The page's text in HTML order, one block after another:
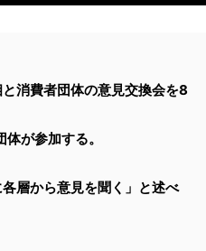
消費者団体の意見交換会を8
が参加する。
層から意見を聞く」と述べ